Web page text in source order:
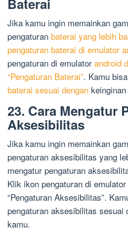
Baterai
Jika kamu ingin memainkan
pengaturan baterai yang lebih
pengaturan baterai di emulator
pengaturan di emulator android
“Pengaturan Baterai”. Kamu
baterai sesuai dengan
23. Cara Mengatur
Aksesibilitas
Jika kamu ingin memainkan
pengaturan aksesibilitas yang
mengatur pengaturan
Klik ikon pengaturan di
“Pengaturan Aksesibilitas”.
pengaturan aksesibilitas sesuai
kamu.